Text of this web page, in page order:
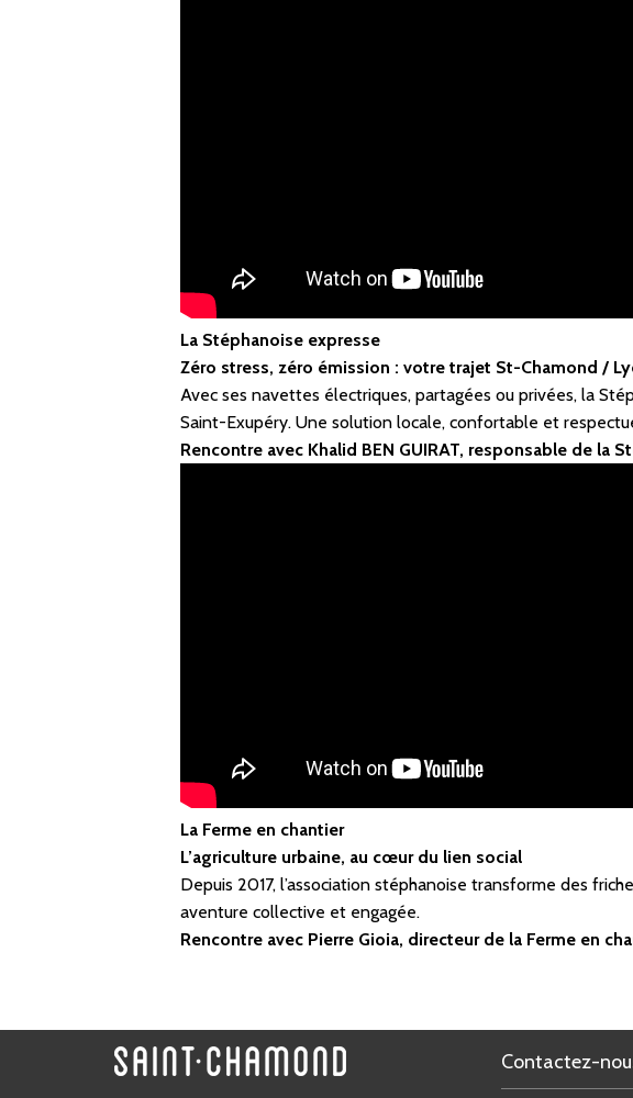
La Stéphanoise expresse
Zéro stress, zéro émission : votre trajet St-Chamond /
Avec ses navettes électriques, partagées ou privées, la
Saint-Exupéry. Une solution locale, confortable et
Rencontre avec Khalid BEN GUIRAT, responsable de la
La Ferme en chantier
L’agriculture urbaine, au cœur du lien social
Depuis 2017, l’association stéphanoise transforme des
aventure collective et engagée.
Rencontre avec Pierre Gioia, directeur de la Ferme en
Contactez-